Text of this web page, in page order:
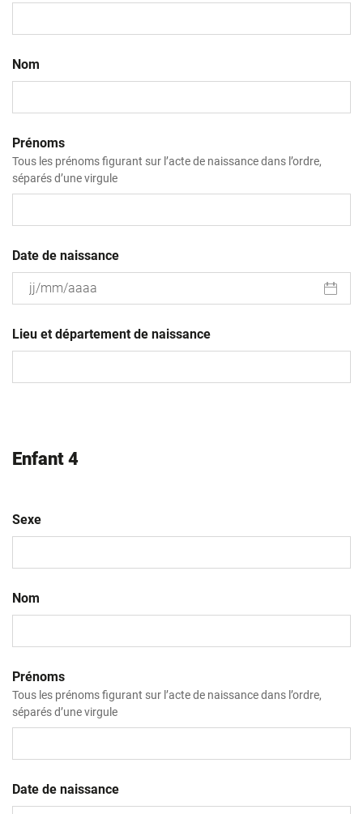
Nom
Prénoms
Tous les prénoms figurant sur l’acte de naissance dans l’ordre,
séparés d’une virgule
Date de naissance
slash
MM
Lieu et département de naissance
Enfant 4
Sexe
Nom
Prénoms
Tous les prénoms figurant sur l’acte de naissance dans l’ordre,
séparés d’une virgule
Date de naissance